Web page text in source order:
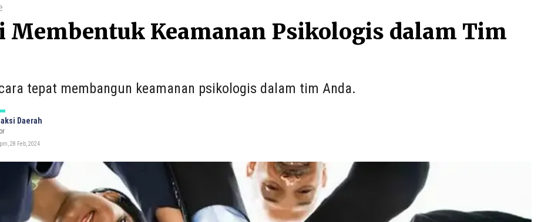
Membentuk Keamanan Psikologis dalam Tim
tepat membangun keamanan psikologis dalam tim Anda.
Daerah
28 Feb, 2024